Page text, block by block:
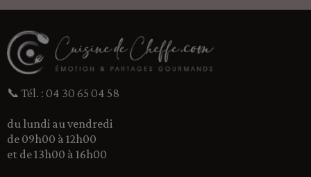
📞 Tél. : 04 30 65 04 58
du lundi au vendredi
de 09h00 à 12h00
et de 13h00 à 16h00